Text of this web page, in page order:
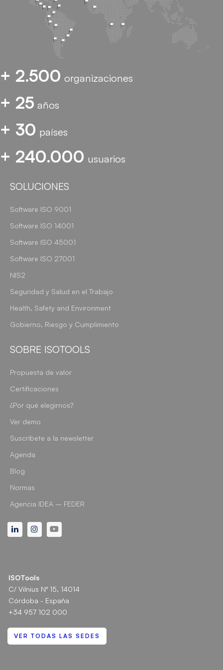
+ 2.500 organizaciones
+ 25 años
+ 30 países
+ 240.000 usuarios
SOLUCIONES
Software ISO 9001
Software ISO 14001
Software ISO 45001
Software ISO 27001
NIS2
Seguridad y Salud en el Trabajo
Health, Safety and Environment
Gobierno, Riesgo y Cumplimiento
SOBRE ISOTOOLS
Propuesta de valor
Certificaciones
¿Por qué elegirnos?
Ver demo
Suscríbete a la newsletter
Agenda
Blog
Normas
Agencia IDEA – FEDER
LinkedinInstagramYoutube
ISOTools
C/ Vilnius Nº 15, 14014
Córdoba - España
+34 957 102 000
VER TODAS LAS SEDES